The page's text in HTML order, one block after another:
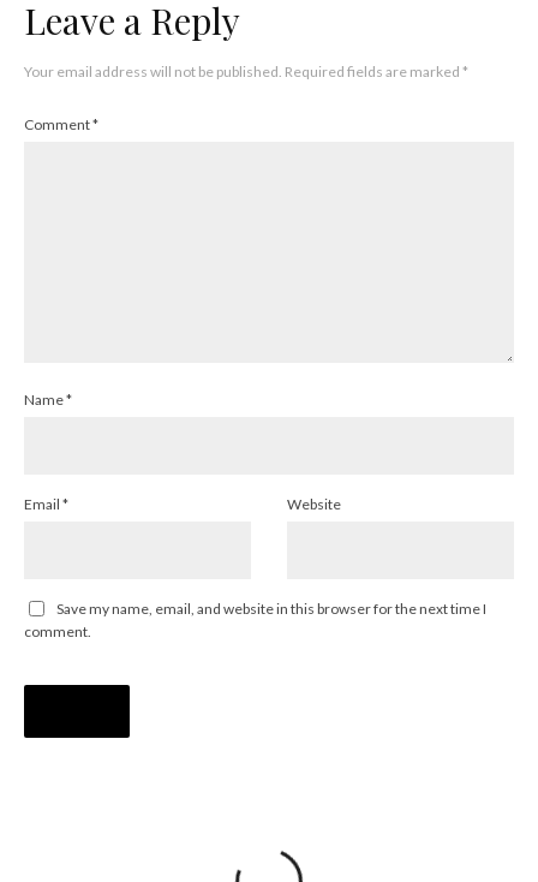
Leave a Reply
Your email address will not be published. Required fields are marked *
Comment*
Name*
Email * Website
Save my name, email, and website in this browser for the next time I
comment.